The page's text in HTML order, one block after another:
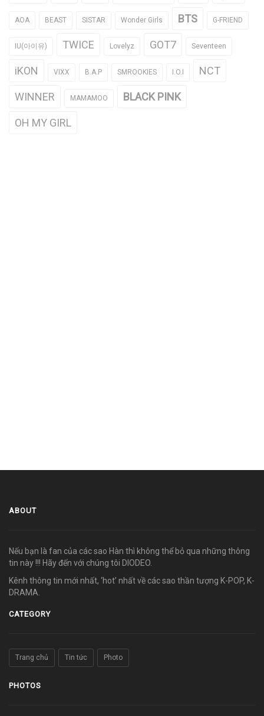
AOA BEAST SISTAR Wonder Girls BTS G-FRIEND
IU(아이유) TWICE Lovelyz GOT7 Seventeen
iKON VIXX B.A.P SMROOKIES I.O.I NCT
WINNER MAMAMOO BLACK PINK
OH MY GIRL
ABOUT
Nếu bạn là fan của các sao Hàn thì không thể bỏ qua những thông
tin này !!! Hãy đến với chúng tôi DIODEO.
Kênh thông tin mới nhất, ‘hot’ nhất về các sao thần tượng K-POP, K-
DRAMA.
CATEGORY
Trang chủ Tin tức Photo
PHOTOS